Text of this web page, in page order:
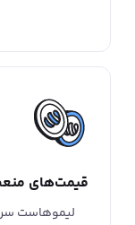
قیمت‌های
لیموهاست